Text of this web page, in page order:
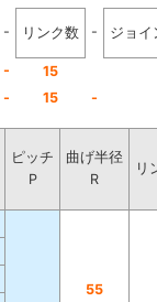
- リンク数 - ジョイ
-
15
- 15 -
ピッチ
P
曲げ半径
R
リ
55